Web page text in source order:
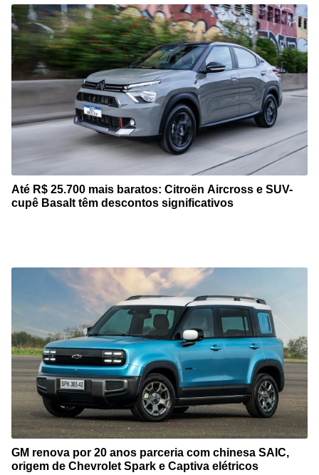
Até R$ 25.700 mais baratos: Citroën Aircross e SUV-
cupê Basalt têm descontos significativos
GM renova por 20 anos parceria com chinesa SAIC,
origem de Chevrolet Spark e Captiva elétricos